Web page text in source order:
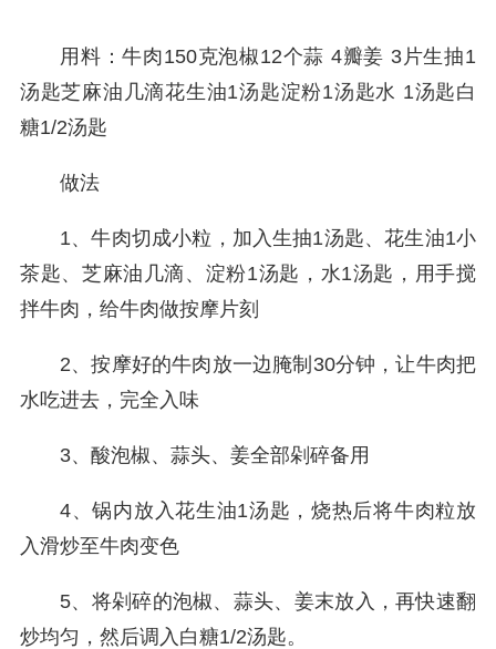
用料：牛肉150克泡椒12个蒜 4瓣姜 3片生抽1
汤匙芝麻油几滴花生油1汤匙淀粉1汤匙水 1汤匙白
糖1/2汤匙
做法
1、牛肉切成小粒，加入生抽1汤匙、花生油1小
茶匙、芝麻油几滴、淀粉1汤匙，水1汤匙，用手搅
拌牛肉，给牛肉做按摩片刻
2、按摩好的牛肉放一边腌制30分钟，让牛肉把
水吃进去，完全入味
3、酸泡椒、蒜头、姜全部剁碎备用
4、锅内放入花生油1汤匙，烧热后将牛肉粒放
入滑炒至牛肉变色
5、将剁碎的泡椒、蒜头、姜末放入，再快速翻
炒均匀，然后调入白糖1/2汤匙。